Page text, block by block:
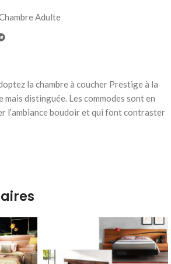
Adulte
la chambre à coucher Prestige à la
distinguée. Les commodes sont en
l’ambiance boudoir et qui font contraster